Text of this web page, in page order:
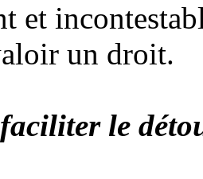
et
un droit.
le